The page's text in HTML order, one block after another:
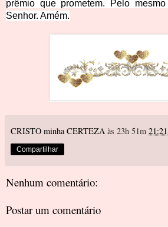
prêmio que prometem. Pelo
Senhor. Amém﻿.
CRISTO minha CERTEZA às 23h 51m
Compartilhar
Nenhum comentário:
Postar um comentário